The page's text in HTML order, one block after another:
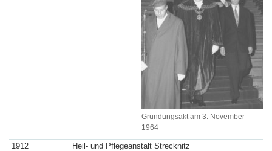
Gründungsakt am 3. November
1964
1912
Heil- und Pflegeanstalt Strecknitz